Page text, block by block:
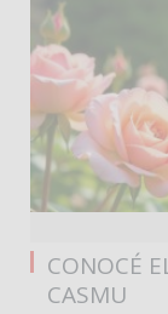
CONOCÉ
CASMU